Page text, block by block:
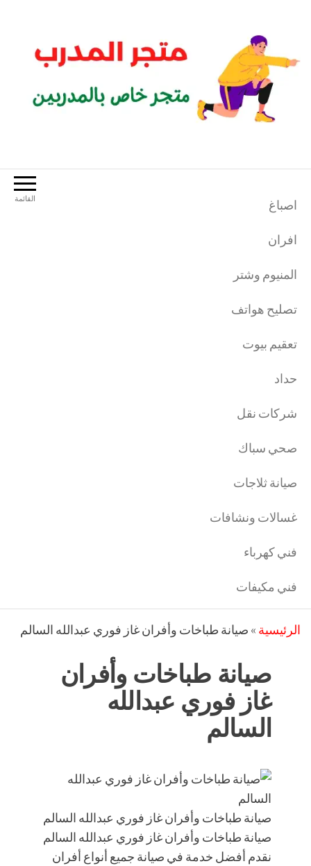
القائمة اصباغ
افران
المنيوم وشتر
تصليح هواتف
تعقيم بيوت
حداد
شركات نقل
صحي سباك
صيانة ثلاجات
غسالات ونشافات
فني كهرباء
فني مكيفات
الرئيسية » صيانة طباخات وأفران غاز فوري عبدالله السالم
صيانة طباخات وأفران
غاز فوري عبدالله
السالم
صيانة طباخات وأفران غاز فوري عبدالله السالم
صيانة طباخات وأفران غاز فوري عبدالله السالم
نقدم أفضل خدمة في صيانة جميع أنواع أفران